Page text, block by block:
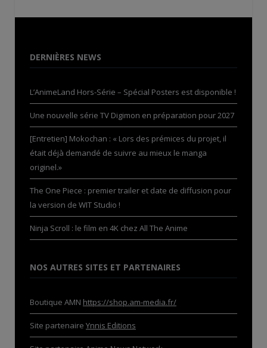
DERNIÈRES NEWS
L’AnimeLand Hors-Série – Spécial Posters est disponible !
Une nouvelle série TV Digimon en préparation pour 2027
[Entretien] Mokochan : « Lors des prémices du projet, il
était déjà demandé de suivre au mieux le manga
originel.»
The One Piece : premier trailer et date de diffusion pour
la version de WIT Studio !
Ninja Scroll : le film en 4K chez All The Anime
NOS AUTRES SITES ET PARTENAIRES
Boutique AMN https://shop.am-media.fr/
Site partenaire Ynnis Editions